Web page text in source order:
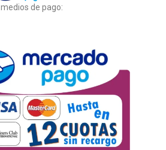
medios de pago: